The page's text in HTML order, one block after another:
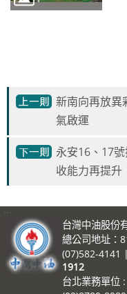
新南向再放異
氣啟運
永安16、17
收能力再提升
台灣中油股份
總公司地址：
(07)582-4141
1912
台北業務單位